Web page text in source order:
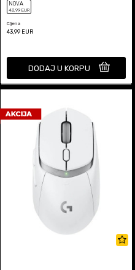
NOVA
43,99 EUR
Cijena
43,99 EUR
DODAJ U KORPU